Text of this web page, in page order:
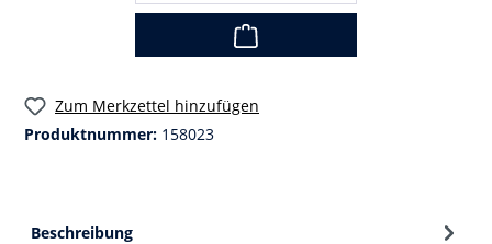
Zum Merkzettel hinzufügen
Produktnummer: 158023
Beschreibung